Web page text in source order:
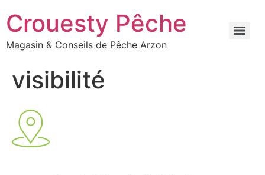
Crouesty Pêche
Magasin & Conseils de Pêche Arzon
visibilité